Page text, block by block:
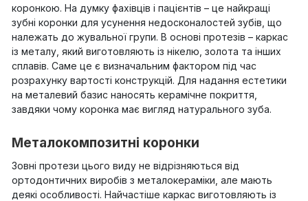
коронкою. На думку фахівців і пацієнтів – це найкращі
зубні коронки для усунення недосконалостей зубів, що
належать до жувальної групи. В основі протезів – каркас
із металу, який виготовляють із нікелю, золота та інших
сплавів. Саме це є визначальним фактором під час
розрахунку вартості конструкцій. Для надання естетики
на металевий базис наносять керамічне покриття,
завдяки чому коронка має вигляд натурального зуба.
Металокомпозитні коронки
Зовні протези цього виду не відрізняються від
ортодонтичних виробів з металокераміки, але мають
деякі особливості. Найчастіше каркас виготовляють із